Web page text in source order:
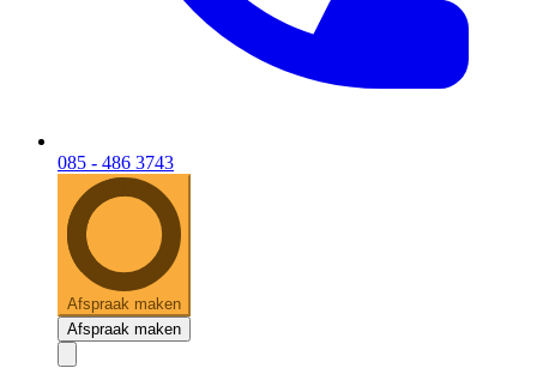
085 - 486 3743
Afspraak maken
Afspraak maken